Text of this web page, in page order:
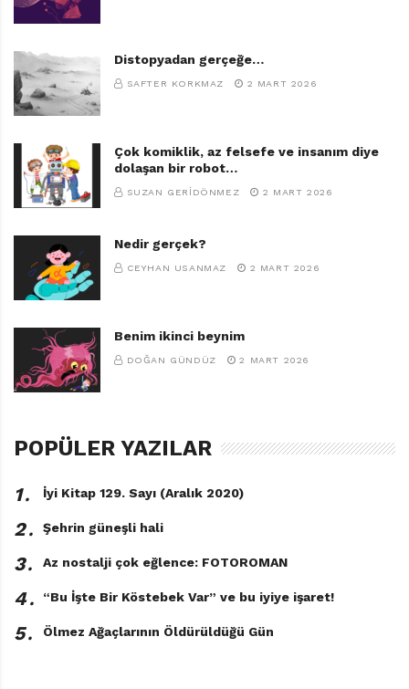
Distopyadan gerçeğe…
SAFTER KORKMAZ 2 MART 2026
Çok komiklik, az felsefe ve insanım diye
dolaşan bir robot…
SUZAN GERIDÖNMEZ 2 MART 2026
Nedir gerçek?
CEYHAN USANMAZ 2 MART 2026
Benim ikinci beynim
DOĞAN GÜNDÜZ 2 MART 2026
POPÜLER YAZILAR
1․ İyi Kitap 129. Sayı (Aralık 2020)
2․ Şehrin güneşli hali
3․ Az nostalji çok eğlence: FOTOROMAN
4․ “Bu İşte Bir Köstebek Var” ve bu iyiye işaret!
5․ Ölmez Ağaçlarının Öldürüldüğü Gün